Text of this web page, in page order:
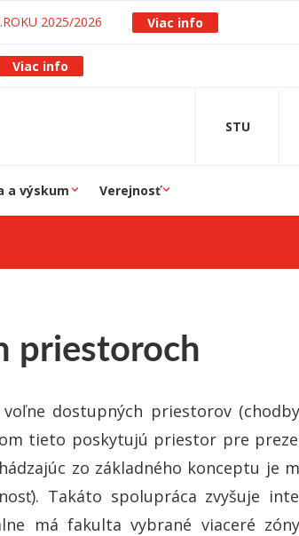
2025/2026 Viac info
Viac info
STU
a výskum Verejnosť
priestoroch
dostupných priestorov
tieto poskytujú priestor pre
zo základného konceptu je
Takáto spolupráca zvyšuje
má fakulta vybrané viaceré